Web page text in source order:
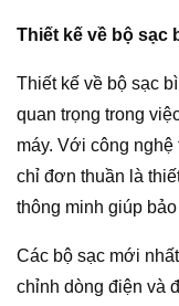
Thiết kế về bộ sạc
Thiết kế về bộ sạc
quan trọng trong
máy. Với công
chỉ đơn thuần là
thông minh giúp
Các bộ sạc mới
chỉnh dòng điện và